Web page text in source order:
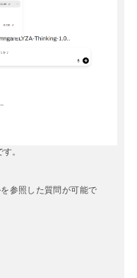
。
参照した質問が可能で